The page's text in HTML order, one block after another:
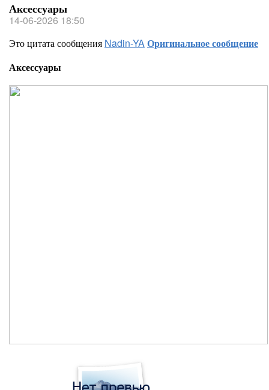
Аксессуары
14-06-2026 18:50
Это цитата сообщения Nadin-YAОригинальное сообщение
Аксессуары